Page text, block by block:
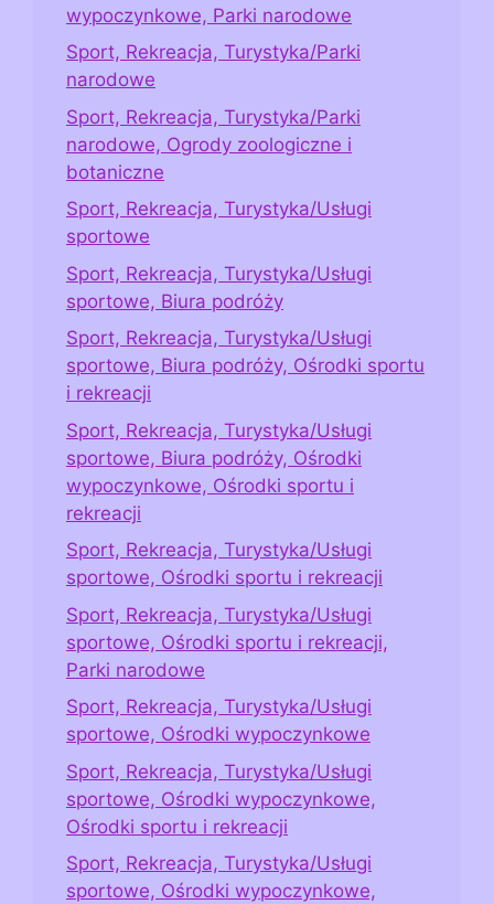
wypoczynkowe, Parki narodowe
Sport, Rekreacja, Turystyka/Parki
narodowe
Sport, Rekreacja, Turystyka/Parki
narodowe, Ogrody zoologiczne i
botaniczne
Sport, Rekreacja, Turystyka/Usługi
sportowe
Sport, Rekreacja, Turystyka/Usługi
sportowe, Biura podróży
Sport, Rekreacja, Turystyka/Usługi
sportowe, Biura podróży, Ośrodki sportu
i rekreacji
Sport, Rekreacja, Turystyka/Usługi
sportowe, Biura podróży, Ośrodki
wypoczynkowe, Ośrodki sportu i
rekreacji
Sport, Rekreacja, Turystyka/Usługi
sportowe, Ośrodki sportu i rekreacji
Sport, Rekreacja, Turystyka/Usługi
sportowe, Ośrodki sportu i rekreacji,
Parki narodowe
Sport, Rekreacja, Turystyka/Usługi
sportowe, Ośrodki wypoczynkowe
Sport, Rekreacja, Turystyka/Usługi
sportowe, Ośrodki wypoczynkowe,
Ośrodki sportu i rekreacji
Sport, Rekreacja, Turystyka/Usługi
sportowe, Ośrodki wypoczynkowe,